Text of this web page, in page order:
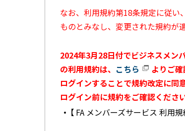
なお、利用規約第18条規定に従い
ものとみなし、変更された規約が
2024年3月28日付でビジネスメン
の利用規約は、 こちら
よりご
ログインすることで規約改定に同
ログイン前に規約をご確認ください
【 FA メンバーズサービス 利用